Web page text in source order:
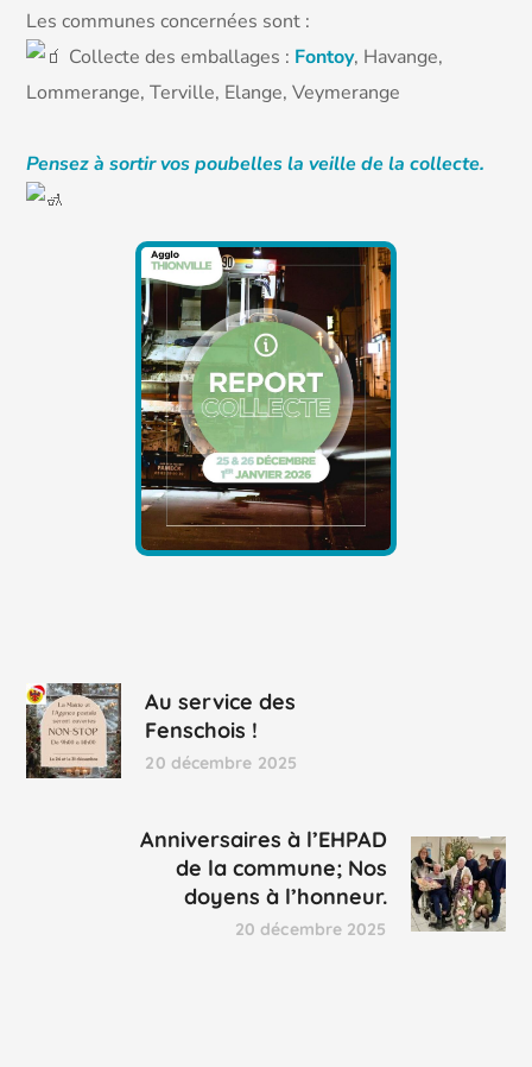
Les communes concernées sont :
Collecte des emballages : Fontoy, Havange,
Lommerange, Terville, Elange, Veymerange
Pensez à sortir vos poubelles la veille de la collecte.
Au service des
Fenschois !
20 décembre 2025
Anniversaires à l’EHPAD
de la commune; Nos
doyens à l’honneur.
20 décembre 2025